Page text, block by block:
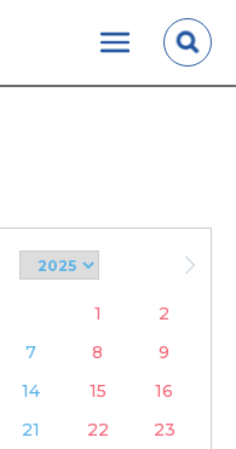
1
2
7 8
9
14 15
16
21 22
23